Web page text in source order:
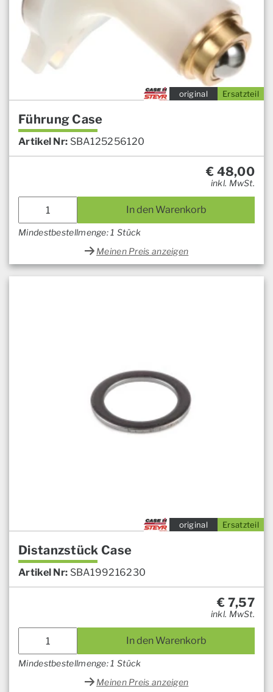
Ersatzteil
original
Führung Case
Artikel Nr: SBA125256120
€ 48,00
inkl. MwSt.
In den Warenkorb
Mindestbestellmenge: 1 Stück
Meinen Preis anzeigen
Ersatzteil
original
Distanzstück Case
Artikel Nr: SBA199216230
€ 7,57
inkl. MwSt.
In den Warenkorb
Mindestbestellmenge: 1 Stück
Meinen Preis anzeigen